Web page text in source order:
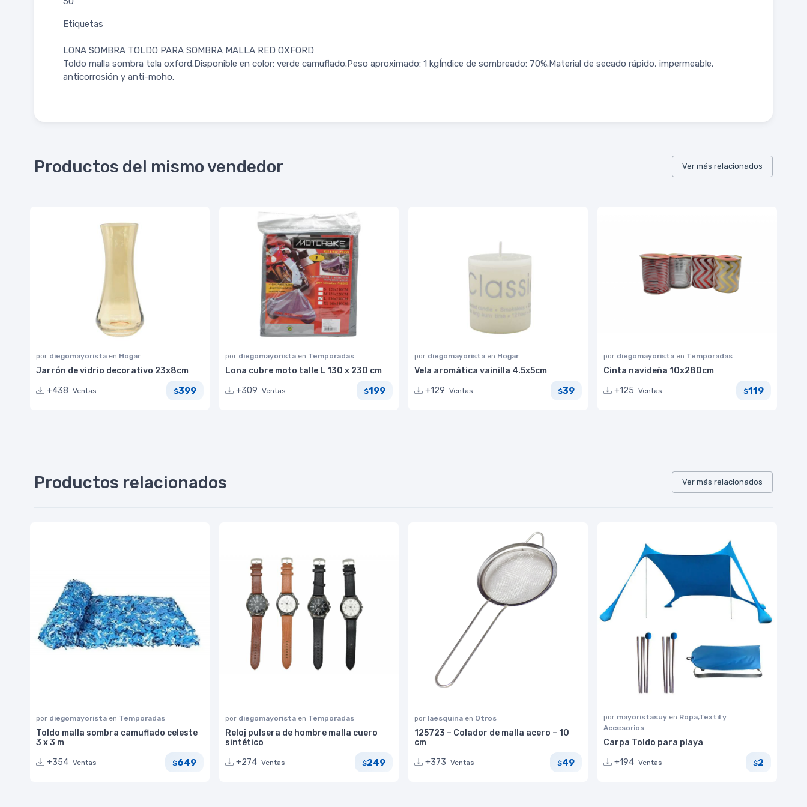
Etiquetas
LONA SOMBRA TOLDO PARA SOMBRA MALLA RED OXFORD
Toldo malla sombra tela oxford.Disponible en color: verde camuflado.Peso aproximado: 1 kgÍndice de sombreado: 70%.Material de secado rápido, impermeable,
anticorrosión y anti-moho.
Productos del mismo vendedor Ver más relacionados
por diegomayorista en Hogar
Jarrón de vidrio decorativo 23x8cm
+438 Ventas $399
por diegomayorista en Temporadas
Lona cubre moto talle L 130 x 230 cm
+309 Ventas $199
por diegomayorista en Hogar
Vela aromática vainilla 4.5x5cm
+129 Ventas $39
por diegomayorista en Temporadas
Cinta navideña 10x280cm
+125 Ventas $119
Productos relacionados Ver más relacionados
por diegomayorista en Temporadas
Toldo malla sombra camuflado celeste
3 x 3 m
+354 Ventas $649
por diegomayorista en Temporadas
Reloj pulsera de hombre malla cuero
sintético
+274 Ventas $249
por laesquina en Otros
125723 – Colador de malla acero – 10
cm
+373 Ventas $49
por mayoristasuy en Ropa,Textil y
Accesorios
Carpa Toldo para playa
+194 Ventas $2